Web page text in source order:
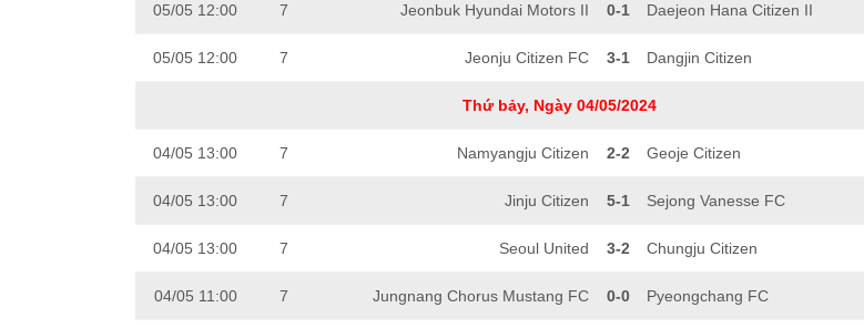
05/05 12:00 7 Jeonbuk Hyundai Motors II 0-1 Daejeon Hana Citizen II
05/05 12:00 7 Jeonju Citizen FC 3-1 Dangjin Citizen
Thứ bảy, Ngày 04/05/2024
04/05 13:00 7 Namyangju Citizen 2-2 Geoje Citizen
04/05 13:00 7 Jinju Citizen 5-1 Sejong Vanesse FC
04/05 13:00 7 Seoul United 3-2 Chungju Citizen
04/05 11:00 7 Jungnang Chorus Mustang FC 0-0 Pyeongchang FC